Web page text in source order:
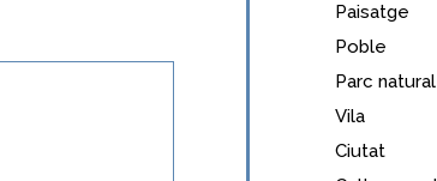
Paisatge
Poble
Parc natural
Vila
Ciutat